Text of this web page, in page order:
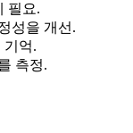
필요.
성을 개선.
기억.
측정.